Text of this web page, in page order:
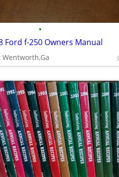
•
Ford f-250 Owners Manual
Wentworth,Ga